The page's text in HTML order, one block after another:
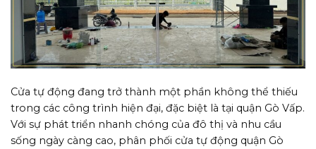
Cửa tự động đang trở thành một phần không thể thiếu
trong các công trình hiện đại, đặc biệt là tại quận Gò Vấp.
Với sự phát triển nhanh chóng của đô thị và nhu cầu
sống ngày càng cao, phân phối cửa tự động quận Gò